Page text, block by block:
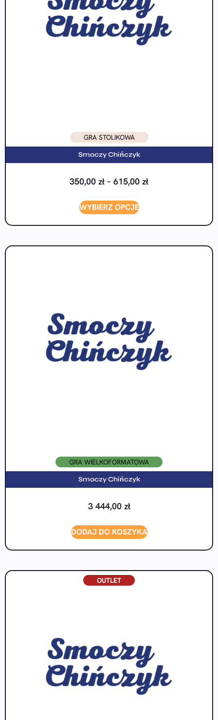
GRA STOLIKOWA
Smoczy Chińczyk
350,00 zł – 615,00 zł
WYBIERZ OPCJE
GRA WIELKOFORMATOWA
Smoczy Chińczyk
3 444,00 zł
DODAJ DO KOSZYKA
OUTLET